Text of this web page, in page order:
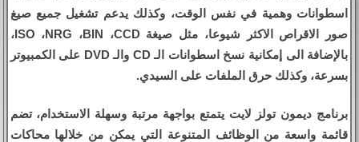
اسطوانات وهمية في نفس الوقت، وكذلك يدعم تشغيل جميع صيغ
صور الاقراص الاكثر شيوعا، مثل صيغة ISO ،NRG ،BIN ،CCD،
بالإضافة الى إمكانية نسخ اسطوانات الـ CD والـ DVD على الكمبيوتر
بسرعة، وكذلك حرق الملفات على السيدي.
برنامج ديمون تولز لايت يتمتع بواجهة مرتبة وسهلة الاستخدام، تضم
قائمة واسعة من الوظائف المتنوعة التي يمكن من خلالها محاكات